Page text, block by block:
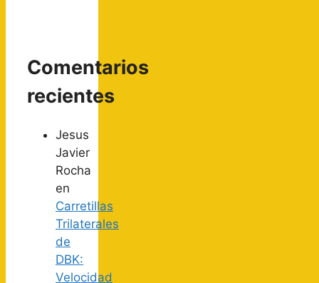
Comentarios
recientes
Jesus
Javier
Rocha
en
Carretillas
Trilaterales
de
DBK:
Velocidad